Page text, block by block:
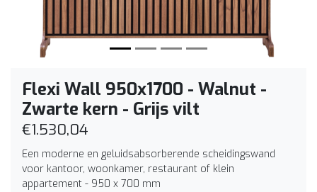
Flexi Wall 950x1700 - Walnut -
Zwarte kern - Grijs vilt
€1.530,04
Een moderne en geluidsabsorberende scheidingswand
voor kantoor, woonkamer, restaurant of klein
appartement - 950 x 700 mm